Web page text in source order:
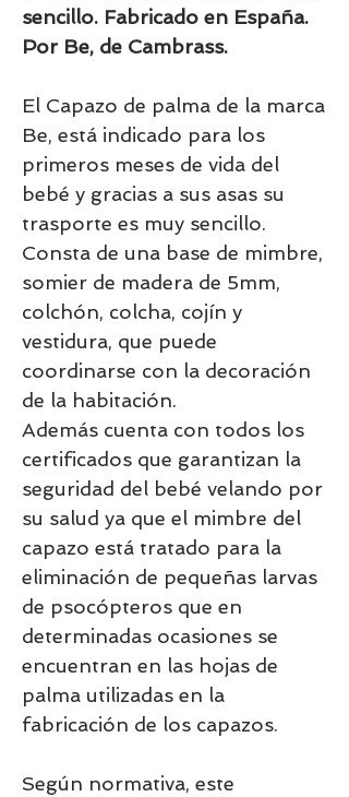
sencillo. Fabricado en España.
Por Be, de Cambrass.
El Capazo de palma de la marca
Be, está indicado para los
primeros meses de vida del
bebé y gracias a sus asas su
trasporte es muy sencillo.
Consta de una base de mimbre,
somier de madera de 5mm,
colchón, colcha, cojín y
vestidura, que puede
coordinarse con la decoración
de la habitación.
Además cuenta con todos los
certificados que garantizan la
seguridad del bebé velando por
su salud ya que el mimbre del
capazo está tratado para la
eliminación de pequeñas larvas
de psocópteros que en
determinadas ocasiones se
encuentran en las hojas de
palma utilizadas en la
fabricación de los capazos.
Según normativa, este